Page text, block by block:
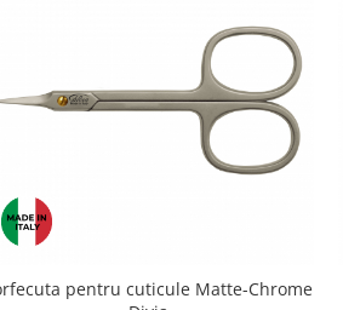
pentru cuticule Matte-Chrome